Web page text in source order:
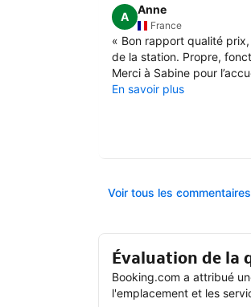
A
Anne
France
« Bon rapport qualité
de la station. Propre,
Merci à Sabine pour
En savoir plus
Voir tous les commentaires
Évaluation de la
Booking.com a attribué
l'emplacement et les